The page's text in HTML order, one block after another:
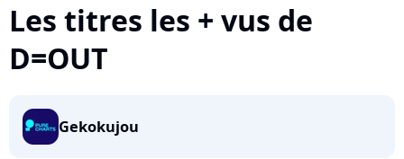
Les titres les + vus de
D=OUT
Gekokujou